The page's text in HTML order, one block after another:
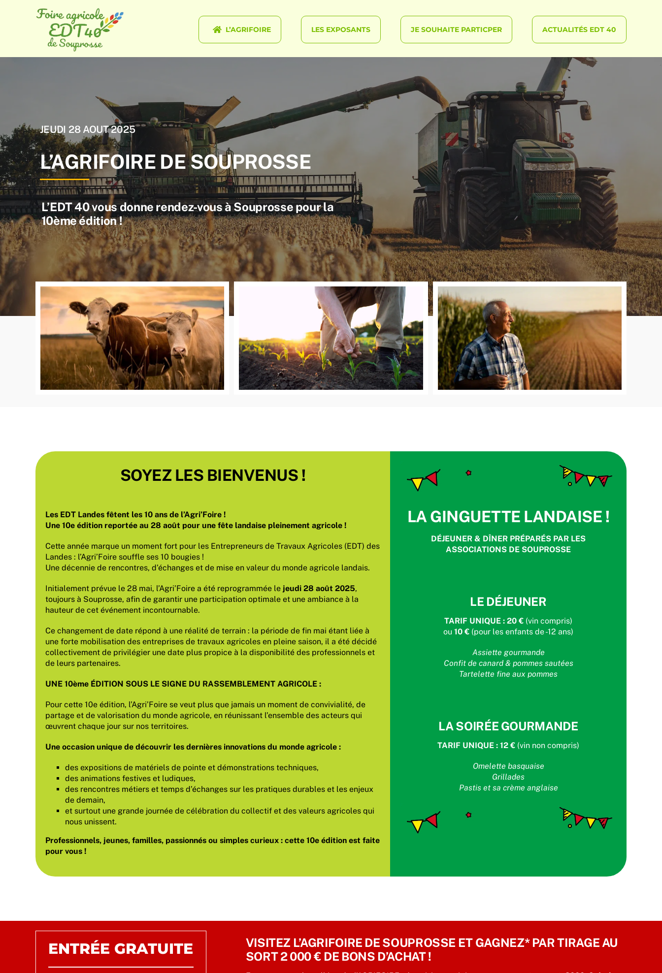
L’AGRIFOIRE LES EXPOSANTS JE SOUHAITE PARTICPER ACTUALITÉS EDT 40
JEUDI 28 AOUT 2025
L’AGRIFOIRE DE SOUPROSSE
L’EDT 40 vous donne rendez-vous à Souprosse pour la
10ème édition !
SOYEZ LES BIENVENUS !
Les EDT Landes fêtent les 10 ans de l’Agri’Foire !
Une 10e édition reportée au 28 août pour une fête landaise pleinement agricole !
Cette année marque un moment fort pour les Entrepreneurs de Travaux Agricoles (EDT) des
Landes : l’Agri’Foire souffle ses 10 bougies !
Une décennie de rencontres, d’échanges et de mise en valeur du monde agricole landais.
Initialement prévue le 28 mai, l’Agri’Foire a été reprogrammée le jeudi 28 août 2025,
toujours à Souprosse, afin de garantir une participation optimale et une ambiance à la
hauteur de cet événement incontournable.
Ce changement de date répond à une réalité de terrain : la période de fin mai étant liée à
une forte mobilisation des entreprises de travaux agricoles en pleine saison, il a été décidé
collectivement de privilégier une date plus propice à la disponibilité des professionnels et
de leurs partenaires.
UNE 10ème ÉDITION SOUS LE SIGNE DU RASSEMBLEMENT AGRICOLE :
Pour cette 10e édition, l’Agri’Foire se veut plus que jamais un moment de convivialité, de
partage et de valorisation du monde agricole, en réunissant l’ensemble des acteurs qui
œuvrent chaque jour sur nos territoires.
Une occasion unique de découvrir les dernières innovations du monde agricole :
des expositions de matériels de pointe et démonstrations techniques,
des animations festives et ludiques,
des rencontres métiers et temps d’échanges sur les pratiques durables et les enjeux
de demain,
et surtout une grande journée de célébration du collectif et des valeurs agricoles qui
nous unissent.
Professionnels, jeunes, familles, passionnés ou simples curieux : cette 10e édition est faite
pour vous !
LA GINGUETTE LANDAISE !
DÉJEUNER & DÎNER PRÉPARÉS PAR LES
ASSOCIATIONS DE SOUPROSSE
LE DÉJEUNER
TARIF UNIQUE : 20 € (vin compris)
ou 10 € (pour les enfants de -12 ans)
Assiette gourmande
Confit de canard & pommes sautées
Tartelette fine aux pommes
LA SOIRÉE GOURMANDE
TARIF UNIQUE : 12 € (vin non compris)
Omelette basquaise
Grillades
Pastis et sa crème anglaise
ENTRÉE GRATUITE
VISITEZ L’AGRIFOIRE DE SOUPROSSE ET GAGNEZ* PAR TIRAGE AU
SORT 2 000 € DE BONS D’ACHAT !